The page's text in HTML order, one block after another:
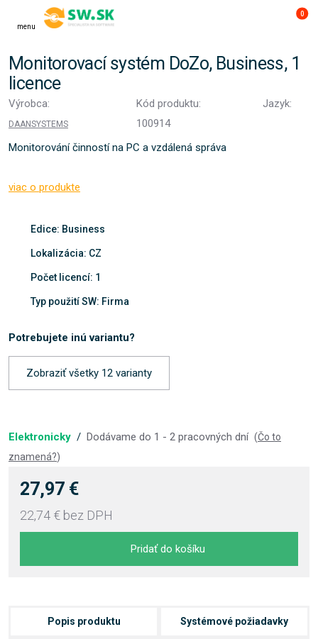
menu
0
Monitorovací systém DoZo, Business, 1
licence
Výrobca:
DAANSYSTEMS
Kód produktu:
100914
Jazyk:
Monitorování činností na PC a vzdálená správa
viac o produkte
Edice: Business
Lokalizácia: CZ
Počet licencí: 1
Typ použití SW: Firma
Potrebujete inú variantu?
Zobraziť všetky 12 varianty
Elektronicky / Dodávame do 1 - 2 pracovných dní (Čo to
znamená?)
27,97 €
22,74 € bez DPH
Pridať do košíku
Popis produktu Systémové požiadavky